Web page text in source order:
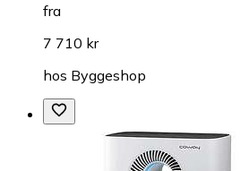
fra
7 710 kr
hos Byggeshop